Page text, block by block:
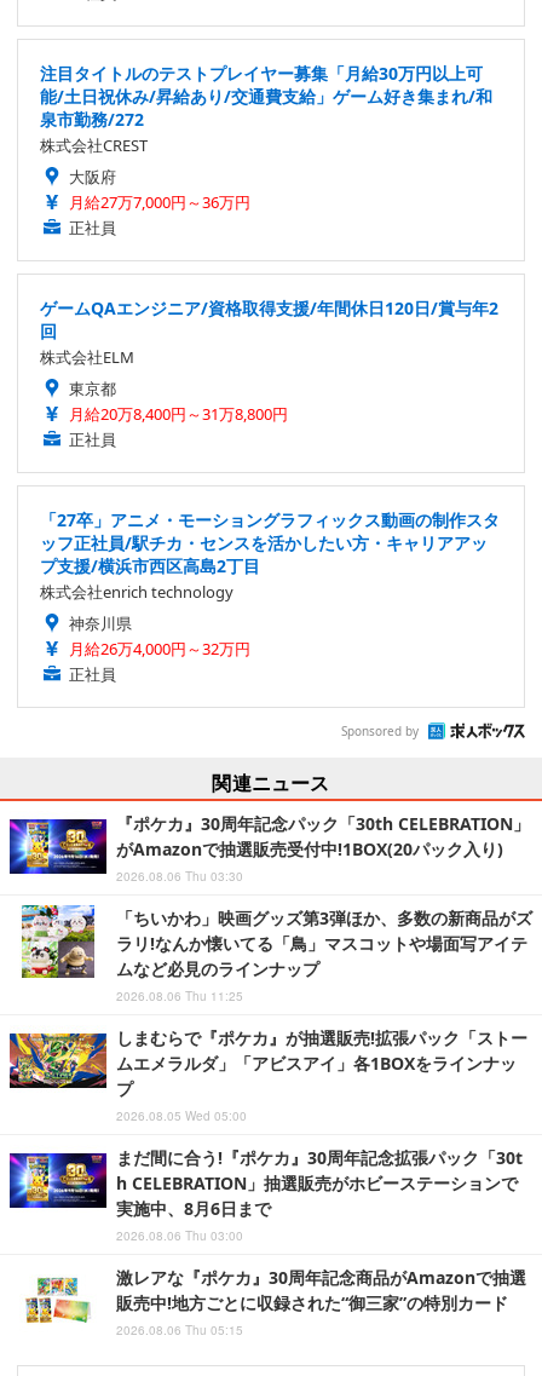
注目タイトルのテストプレイヤー募集「月給30万円以上可
能/土日祝休み/昇給あり/交通費支給」ゲーム好き集まれ/和
泉市勤務/272
株式会社CREST
大阪府
月給27万7,000円～36万円
正社員
ゲームQAエンジニア/資格取得支援/年間休日120日/賞与年2
回
株式会社ELM
東京都
月給20万8,400円～31万8,800円
正社員
「27卒」アニメ・モーショングラフィックス動画の制作スタ
ッフ正社員/駅チカ・センスを活かしたい方・キャリアアッ
プ支援/横浜市西区高島2丁目
株式会社enrich technology
神奈川県
月給26万4,000円～32万円
正社員
Sponsored by
関連ニュース
『ポケカ』30周年記念パック「30th CELEBRATION」
がAmazonで抽選販売受付中!1BOX(20パック入り)
2026.08.06 Thu 03:30
「ちいかわ」映画グッズ第3弾ほか、多数の新商品がズ
ラリ!なんか懐いてる「鳥」マスコットや場面写アイテ
ムなど必見のラインナップ
2026.08.06 Thu 11:25
しまむらで『ポケカ』が抽選販売!拡張パック「ストー
ムエメラルダ」「アビスアイ」各1BOXをラインナッ
プ
2026.08.05 Wed 05:00
まだ間に合う!『ポケカ』30周年記念拡張パック「30t
h CELEBRATION」抽選販売がホビーステーションで
実施中、8月6日まで
2026.08.06 Thu 03:00
激レアな『ポケカ』30周年記念商品がAmazonで抽選
販売中!地方ごとに収録された“御三家”の特別カード
2026.08.06 Thu 05:15